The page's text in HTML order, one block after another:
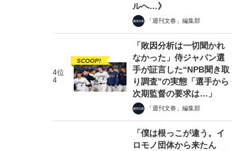
ルへ…》
「週刊文春」編集部
4位
4
SCOOP!
「敗因分析は一切聞かれ
なかった」侍ジャパン選
手が証言した“NPB聞き取
り調査”の実態「選手から
次期監督の要求は…」
「週刊文春」編集部
「僕は根っこが違う。イ
ロモノ団体から来たん